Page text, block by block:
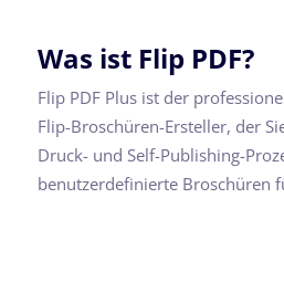
Was ist Flip PDF?
Flip PDF Plus ist der
Flip-Broschüren-Ersteller, der
Druck- und Self-Publishing-
benutzerdefinierte Broschüren